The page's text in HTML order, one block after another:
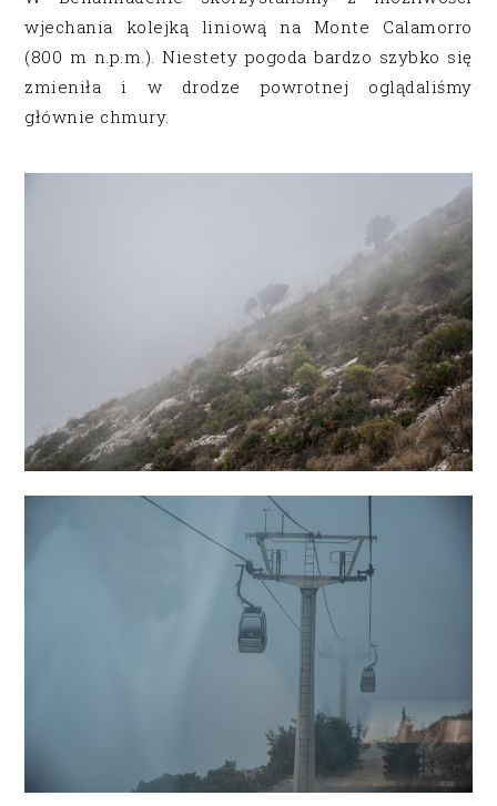
wjechania kolejką liniową na Monte Calamorro
(800 m n.p.m.). Niestety pogoda bardzo szybko się
zmieniła i w drodze powrotnej oglądaliśmy
głównie chmury.